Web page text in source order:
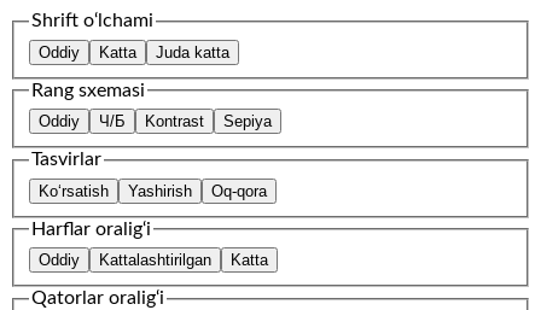
Shrift o‘lchami
Oddiy Katta Juda katta
Rang sxemasi
Oddiy Ч/Б Kontrast Sepiya
Tasvirlar
Ko‘rsatish Yashirish Oq-qora
Harflar oralig‘i
Oddiy Kattalashtirilgan Katta
Qatorlar oralig‘i